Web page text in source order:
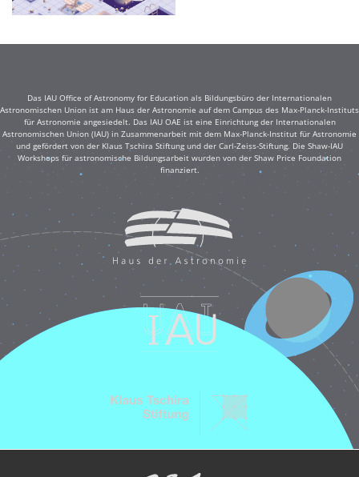
Das IAU Office of Astronomy for Education als Bildungsbüro der Internationalen
Astronomischen Union ist am Haus der Astronomie auf dem Campus des Max-Planck-Instituts
für Astronomie angesiedelt. Das IAU OAE ist eine Einrichtung der Internationalen
Astronomischen Union (IAU) in Zusammenarbeit mit dem Max-Planck-Institut für Astronomie
und gefördert von der Klaus Tschira Stiftung und der Carl-Zeiss-Stiftung. Die Shaw-IAU
Workshops für astronomische Bildungsarbeit wurden von der Shaw Price Foundation
finanziert.